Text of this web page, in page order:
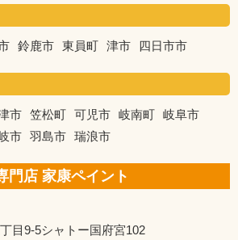
鈴鹿市 東員町 津市 四日市市
市 笠松町 可児市 岐南町 岐阜市
市 羽島市 瑞浪市
門店 家康ペイント
目9-5シャトー国府宮102